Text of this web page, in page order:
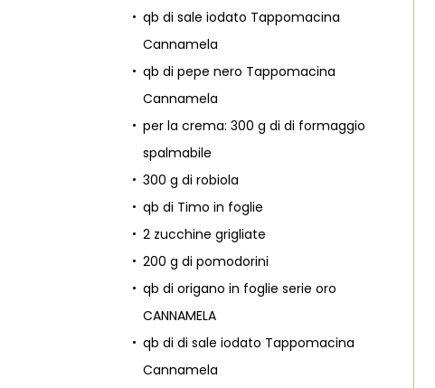
qb di sale iodato Tappomacina
Cannamela
qb di pepe nero Tappomacina
Cannamela
per la crema: 300 g di di formaggio
spalmabile
300 g di robiola
qb di Timo in foglie
2 zucchine grigliate
200 g di pomodorini
qb di origano in foglie serie oro
CANNAMELA
qb di di sale iodato Tappomacina
Cannamela